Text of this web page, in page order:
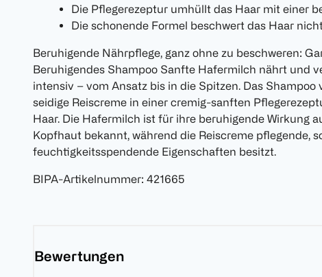
Die Pflegerezeptur umhüllt das Haar mit einer
Die schonende Formel beschwert das Haar nicht
Beruhigende Nährpflege, ganz ohne zu beschweren:
Beruhigendes Shampoo Sanfte Hafermilch nährt und
intensiv – vom Ansatz bis in die Spitzen. Das
seidige Reiscreme in einer cremig-sanften
Haar. Die Hafermilch ist für ihre beruhigende Wirkung
Kopfhaut bekannt, während die Reiscreme pflegende,
feuchtigkeitsspendende Eigenschaften besitzt.
BIPA-Artikelnummer: 421665
Bewertungen